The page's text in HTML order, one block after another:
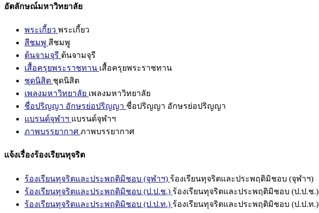
อัตลักษณ์มหาวิทยาลัย
พระเกี้ยว พระเกี้ยว
สีชมพู สีชมพู
ต้นจามจุรี ต้นจามจุรี
เสื้อครุยพระราชทาน เสื้อครุยพระราชทาน
ชุดนิสิต ชุดนิสิต
เพลงมหาวิทยาลัย เพลงมหาวิทยาลัย
ชื่อปริญญา อักษรย่อปริญญา ชื่อปริญญา อักษรย่อปริญญา
แบรนด์จุฬาฯ แบรนด์จุฬาฯ
ภาพบรรยากาศ ภาพบรรยากาศ
แจ้งเรื่องร้องเรียนทุจริต
ร้องเรียนทุจริตและประพฤติมิชอบ (จุฬาฯ) ร้องเรียนทุจริตและประพฤติมิชอบ (จุฬาฯ)
ร้องเรียนทุจริตและประพฤติมิชอบ (ป.ป.ช.) ร้องเรียนทุจริตและประพฤติมิชอบ (ป.ป.ช.)
ร้องเรียนทุจริตและประพฤติมิชอบ (ป.ป.ท.) ร้องเรียนทุจริตและประพฤติมิชอบ (ป.ป.ท.)